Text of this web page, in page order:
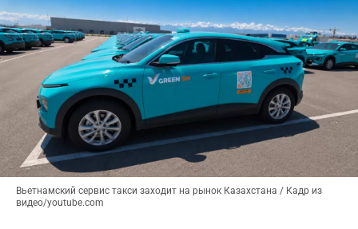
Вьетнамский сервис такси заходит на рынок Казахстана / Кадр из
видео/youtube.com